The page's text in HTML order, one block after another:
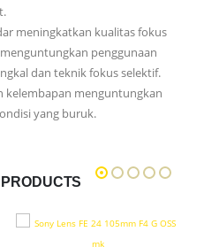
meningkatkan kualitas fokus
penggunaan
dan teknik fokus selektif.
kelembapan menguntungkan
yang buruk.